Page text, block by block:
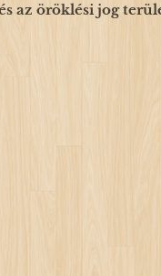
az öröklési jog